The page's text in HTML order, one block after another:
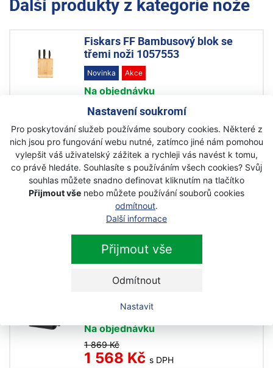
Nastavení soukromí
Pro poskytování služeb používáme soubory cookies. Některé z
nich jsou pro fungování webu nutné, zatímco jiné nám pomohou
vylepšit váš uživatelský zážitek a rychleji vás navést k tomu,
co právě hledáte. Souhlasíte s používáním všech cookies? Svůj
souhlas můžete snadno definovat kliknutím na tlačítko
Přijmout vše nebo můžete používání souborů cookies
odmítnout.
Další informace
Přijmout vše
Odmítnout
Nastavit
Fiskars FF Bambusový blok se
třemi noži 1057553
Novinka Akce
Na objednávku
1 869 Kč
1 298 Kč
Fiskars FF Bambusový blok s pěti
noži 1057552
Novinka Akce
Na objednávku
2 540 Kč
1 699 Kč
Fiskars FF Plastový blok s pěti noži
Akce
Na objednávku
1 869 Kč
1 568 Kč s DPH